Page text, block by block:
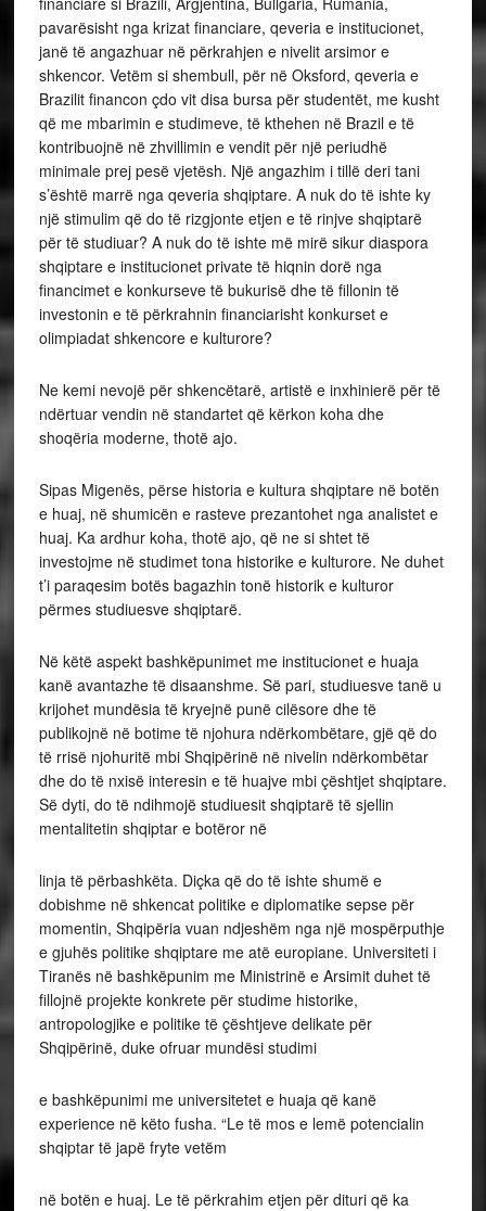
pavarësisht nga krizat financiare, qeveria e institucionet,
janë të angazhuar në përkrahjen e nivelit arsimor e
shkencor. Vetëm si shembull, për në Oksford, qeveria e
Brazilit financon çdo vit disa bursa për studentët, me kusht
që me mbarimin e studimeve, të kthehen në Brazil e të
kontribuojnë në zhvillimin e vendit për një periudhë
minimale prej pesë vjetësh. Një angazhim i tillë deri tani
s’është marrë nga qeveria shqiptare. A nuk do të ishte ky
një stimulim që do të rizgjonte etjen e të rinjve shqiptarë
për të studiuar? A nuk do të ishte më mirë sikur diaspora
shqiptare e institucionet private të hiqnin dorë nga
financimet e konkurseve të bukurisë dhe të fillonin të
investonin e të përkrahnin financiarisht konkurset e
olimpiadat shkencore e kulturore?
Ne kemi nevojë për shkencëtarë, artistë e inxhinierë për të
ndërtuar vendin në standartet që kërkon koha dhe
shoqëria moderne, thotë ajo.
Sipas Migenës, përse historia e kultura shqiptare në botën
e huaj, në shumicën e rasteve prezantohet nga analistet e
huaj. Ka ardhur koha, thotë ajo, që ne si shtet të
investojme në studimet tona historike e kulturore. Ne duhet
t’i paraqesim botës bagazhin tonë historik e kulturor
përmes studiuesve shqiptarë.
Në këtë aspekt bashkëpunimet me institucionet e huaja
kanë avantazhe të disaanshme. Së pari, studiuesve tanë u
krijohet mundësia të kryejnë punë cilësore dhe të
publikojnë në botime të njohura ndërkombëtare, gjë që do
të rrisë njohuritë mbi Shqipërinë në nivelin ndërkombëtar
dhe do të nxisë interesin e të huajve mbi çështjet shqiptare.
Së dyti, do të ndihmojë studiuesit shqiptarë të sjellin
mentalitetin shqiptar e botëror në
linja të përbashkëta. Diçka që do të ishte shumë e
dobishme në shkencat politike e diplomatike sepse për
momentin, Shqipëria vuan ndjeshëm nga një mospërputhje
e gjuhës politike shqiptare me atë europiane. Universiteti i
Tiranës në bashkëpunim me Ministrinë e Arsimit duhet të
fillojnë projekte konkrete për studime historike,
antropologjike e politike të çështjeve delikate për
Shqipërinë, duke ofruar mundësi studimi
e bashkëpunimi me universitetet e huaja që kanë
experience në këto fusha. “Le të mos e lemë potencialin
shqiptar të japë fryte vetëm
në botën e huaj. Le të përkrahim etjen për dituri që ka